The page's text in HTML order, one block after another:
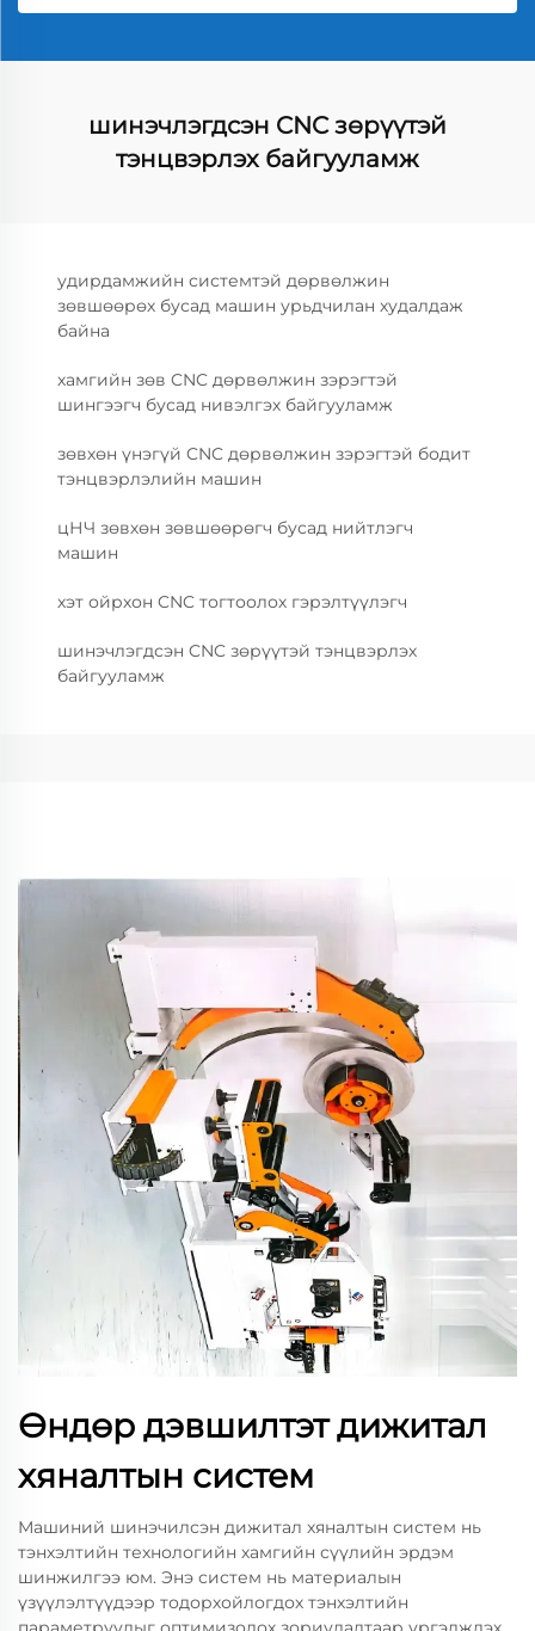
шинэчлэгдсэн CNC зөрүүтэй
тэнцвэрлэх байгууламж
удирдамжийн системтэй дөрвөлжин
зөвшөөрөх бусад машин урьдчилан худалдаж
байна
хамгийн зөв CNC дөрвөлжин зэрэгтэй
шингээгч бусад нивэлгэх байгууламж
зөвхөн үнэгүй CNC дөрвөлжин зэрэгтэй бодит
тэнцвэрлэлийн машин
цНЧ зөвхөн зөвшөөрөгч бусад нийтлэгч
машин
хэт ойрхон CNC тогтоолох гэрэлтүүлэгч
шинэчлэгдсэн CNC зөрүүтэй тэнцвэрлэх
байгууламж
Өндөр дэвшилтэт дижитал
хяналтын систем
Машиний шинэчилсэн дижитал хяналтын систем нь
тэнхэлтийн технологийн хамгийн сүүлийн эрдэм
шинжилгээ юм. Энэ систем нь материалын
үзүүлэлтүүдээр тодорхойлогдох тэнхэлтийн